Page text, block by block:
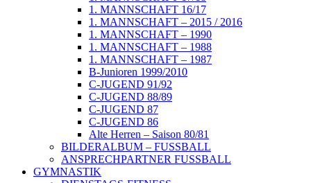
1. MANNSCHAFT 16/17
1. MANNSCHAFT – 2015 / 2016
1. MANNSCHAFT – 1990
1. MANNSCHAFT – 1988
1. MANNSCHAFT – 1987
B-Junioren 1999/2010
C-JUGEND 91/92
C-JUGEND 88/89
C-JUGEND 87
C-JUGEND 86
Alte Herren – Saison 80/81
BILDERALBUM – FUSSBALL
ANSPRECHPARTNER FUSSBALL
GYMNASTIK